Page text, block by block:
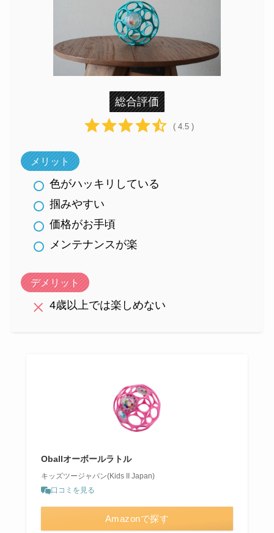
総合評価
( 4.5 )
メリット
色がハッキリしている
掴みやすい
価格がお手頃
メンテナンスが楽
デメリット
4歳以上では楽しめない
Oballオーボールラトル
キッズツージャパン(Kids II Japan)
口コミを見る
Amazonで探す